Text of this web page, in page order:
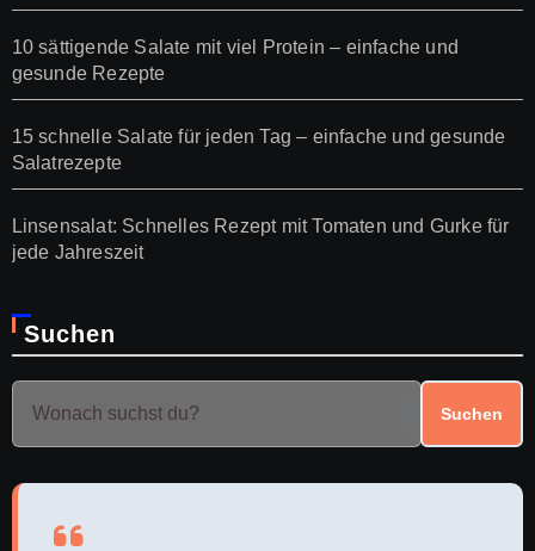
10 sättigende Salate mit viel Protein – einfache und
gesunde Rezepte
15 schnelle Salate für jeden Tag – einfache und gesunde
Salatrezepte
Linsensalat: Schnelles Rezept mit Tomaten und Gurke für
jede Jahreszeit
Suchen
Suchen